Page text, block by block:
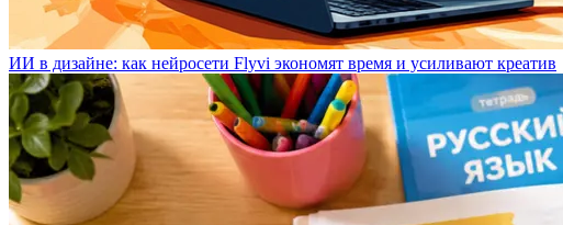
ИИ в дизайне: как нейросети Flyvi экономят время и усиливают креатив